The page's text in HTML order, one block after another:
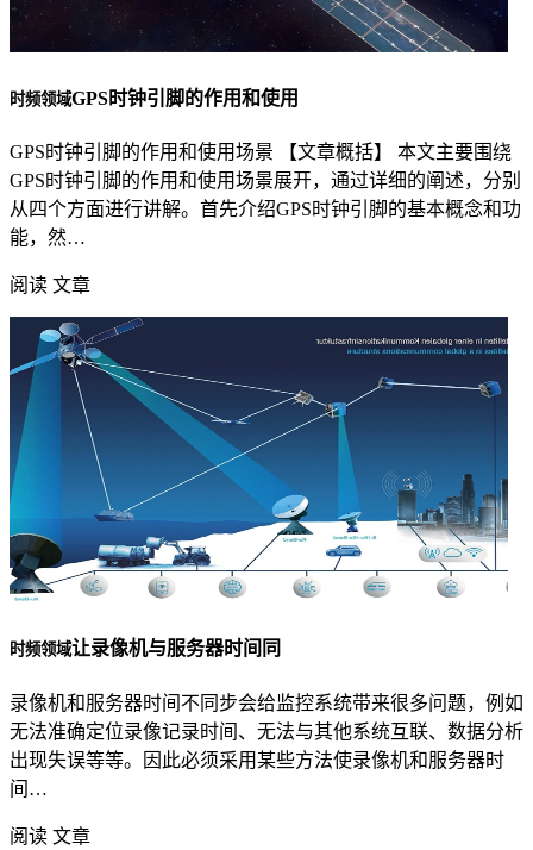
时频领域GPS时钟引脚的作用和使用
GPS时钟引脚的作用和使用场景 【文章概括】 本文主要围绕
GPS时钟引脚的作用和使用场景展开，通过详细的阐述，分别
从四个方面进行讲解。首先介绍GPS时钟引脚的基本概念和功
能，然…
阅读 文章
时频领域让录像机与服务器时间同
录像机和服务器时间不同步会给监控系统带来很多问题，例如
无法准确定位录像记录时间、无法与其他系统互联、数据分析
出现失误等等。因此必须采用某些方法使录像机和服务器时
间…
阅读 文章